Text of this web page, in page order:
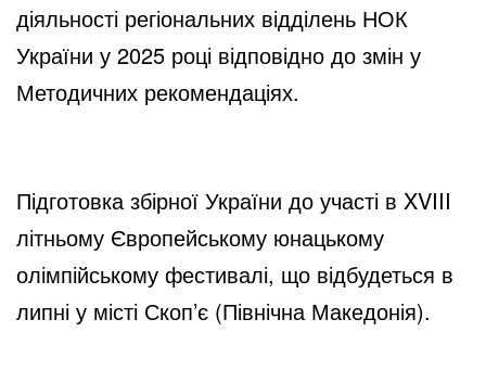
діяльності регіональних відділень НОК
України у 2025 році відповідно до змін у
Методичних рекомендаціях.
Підготовка збірної України до участі в XVIII
літньому Європейському юнацькому
олімпійському фестивалі, що відбудеться в
липні у місті Скоп’є (Північна Македонія).